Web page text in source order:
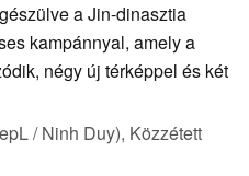
a Jin-dinasztia
kampánnyal, amely a
négy új térképpel és két
/ Ninh Duy), Közzétett